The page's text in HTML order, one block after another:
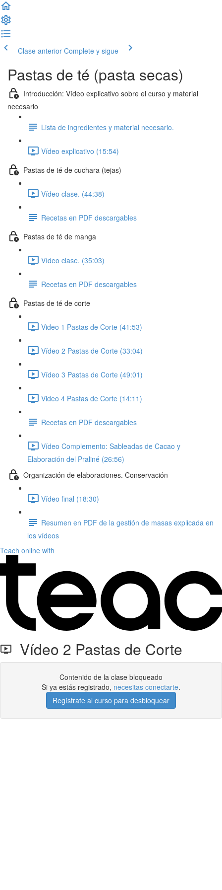
Clase anterior Complete y sigue
Pastas de té (pasta secas)
Introducción: Vídeo explicativo sobre el curso y material
necesario
Lista de ingredientes y material necesario.
Vídeo explicativo (15:54)
Pastas de té de cuchara (tejas)
Vídeo clase. (44:38)
Recetas en PDF descargables
Pastas de té de manga
Vídeo clase. (35:03)
Recetas en PDF descargables
Pastas de té de corte
Video 1 Pastas de Corte (41:53)
Vídeo 2 Pastas de Corte (33:04)
Vídeo 3 Pastas de Corte (49:01)
Video 4 Pastas de Corte (14:11)
Recetas en PDF descargables
Vídeo Complemento: Sableadas de Cacao y
Elaboración del Praliné (26:56)
Organización de elaboraciones. Conservación
Vídeo final (18:30)
Resumen en PDF de la gestión de masas explicada en
los vídeos
Teach online with
Vídeo 2 Pastas de Corte
Contenido de la clase bloqueado
Si ya estás registrado, necesitas conectarte.
Regístrate al curso para desbloquear